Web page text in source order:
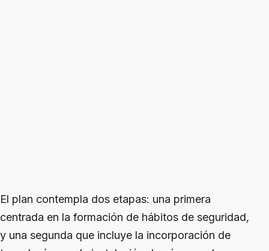
El plan contempla dos etapas: una primera
centrada en la formación de hábitos de seguridad,
y una segunda que incluye la incorporación de